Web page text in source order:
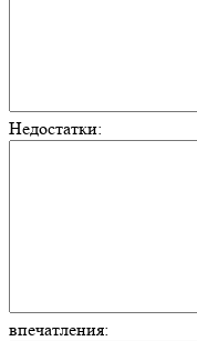
Недостатки:
впечатления: